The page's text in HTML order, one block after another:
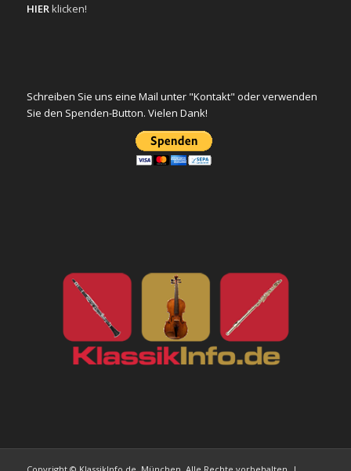
HIERklicken!
Schreiben Sie uns eine Mail unter "Kontakt" oder verwenden
Sie den Spenden-Button. Vielen Dank!